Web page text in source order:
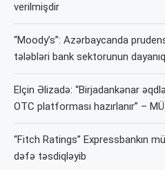
verilmişdir
“Moody’s”: Azərbaycanda
tələbləri bank sektorunun
Elçin Əlizadə: “Birjadankənar
OTC platforması hazırlanır” –
“Fitch Ratings” Expressbankın
dəfə təsdiqləyib